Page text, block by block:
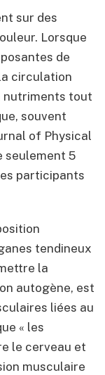
sur des
Lorsque
de
circulation
nutriments tout
souvent
of Physical
seulement 5
participants
tendineux
la
autogène, est
liées au
« les
le cerveau et
musculaire